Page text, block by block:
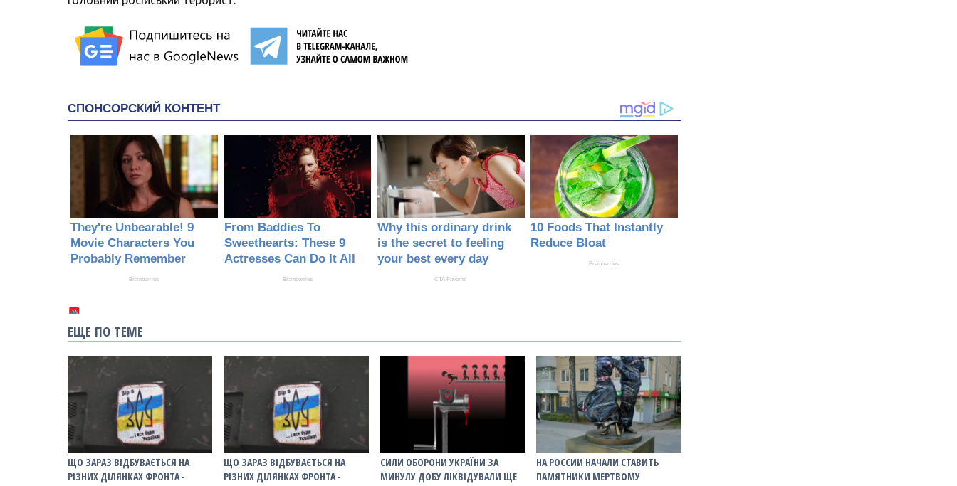
ЕЩЕ ПО ТЕМЕ
ЩО ЗАРАЗ ВІДБУВАЄТЬСЯ НА
РІЗНИХ ДІЛЯНКАХ ФРОНТА -
ЩО ЗАРАЗ ВІДБУВАЄТЬСЯ НА
РІЗНИХ ДІЛЯНКАХ ФРОНТА -
СИЛИ ОБОРОНИ УКРАЇНИ ЗА
МИНУЛУ ДОБУ ЛІКВІДУВАЛИ ЩЕ
НА РОССИИ НАЧАЛИ СТАВИТЬ
ПАМЯТНИКИ МЕРТВОМУ